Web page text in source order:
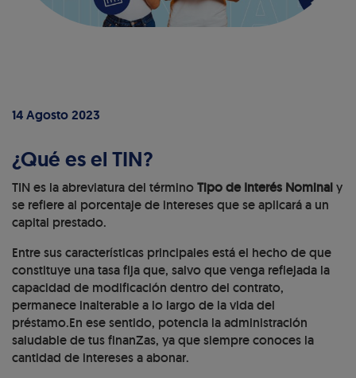
14 Agosto 2023
¿Qué es el TIN?
TIN es la abreviatura del términoTipo de Interés Nominaly
se refiere al porcentaje de intereses que se aplicará a un
capital prestado.
Entre sus características principales está el hecho de que
constituye una tasa fija que, salvo que venga reflejada la
capacidad de modificación dentro del contrato,
permanece inalterable a lo largo de la vida del
préstamo.En ese sentido, potencia la administración
saludable de tus finanZas, ya que siempre conoces la
cantidad de intereses a abonar.